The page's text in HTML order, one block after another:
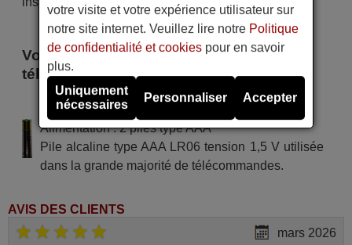
Voici certains modèles qui utilisent cette
télécommande
NECOLA NP 89 R
Alimentation : 2 piles type AAA
Pile alcaline type AAA LR06 tension 1,5 V utilisée
dans la grande majorité de télécommandes.
AVIS DES CLIENTS
mars 2026
votre visite et votre expérience utilisateur sur
notre site internet. Veuillez lire notre Politique
de confidentialité et cookies pour en savoir
plus.
Uniquement
nécessaires
Personnaliser Accepter